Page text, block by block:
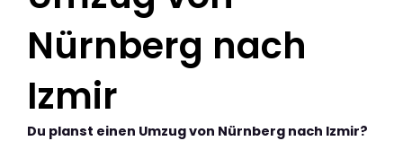
Nürnberg nach
Izmir
Du planst einen Umzug von Nürnberg nach Izmir?